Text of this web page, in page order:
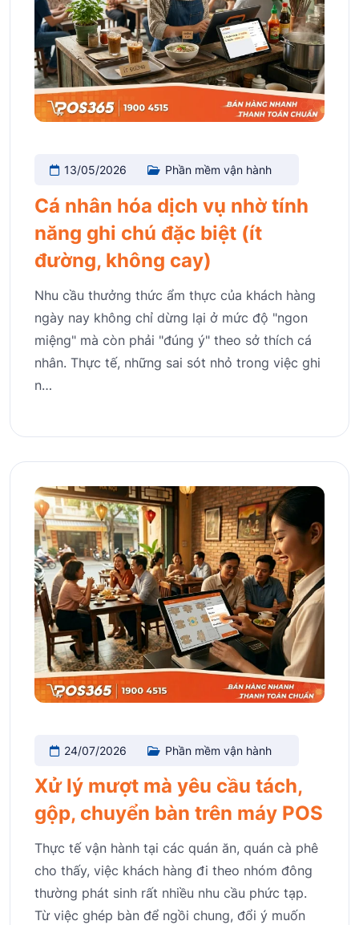
13/05/2026 Phần mềm vận hành
Cá nhân hóa dịch vụ nhờ tính
năng ghi chú đặc biệt (ít
đường, không cay)
Nhu cầu thưởng thức ẩm thực của khách hàng
ngày nay không chỉ dừng lại ở mức độ "ngon
miệng" mà còn phải "đúng ý" theo sở thích cá
nhân. Thực tế, những sai sót nhỏ trong việc ghi
n…
24/07/2026 Phần mềm vận hành
Xử lý mượt mà yêu cầu tách,
gộp, chuyển bàn trên máy POS
Thực tế vận hành tại các quán ăn, quán cà phê
cho thấy, việc khách hàng đi theo nhóm đông
thường phát sinh rất nhiều nhu cầu phức tạp.
Từ việc ghép bàn để ngồi chung, đổi ý muốn